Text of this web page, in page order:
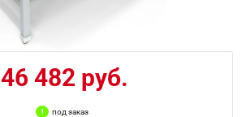
46 482 руб.
под заказ